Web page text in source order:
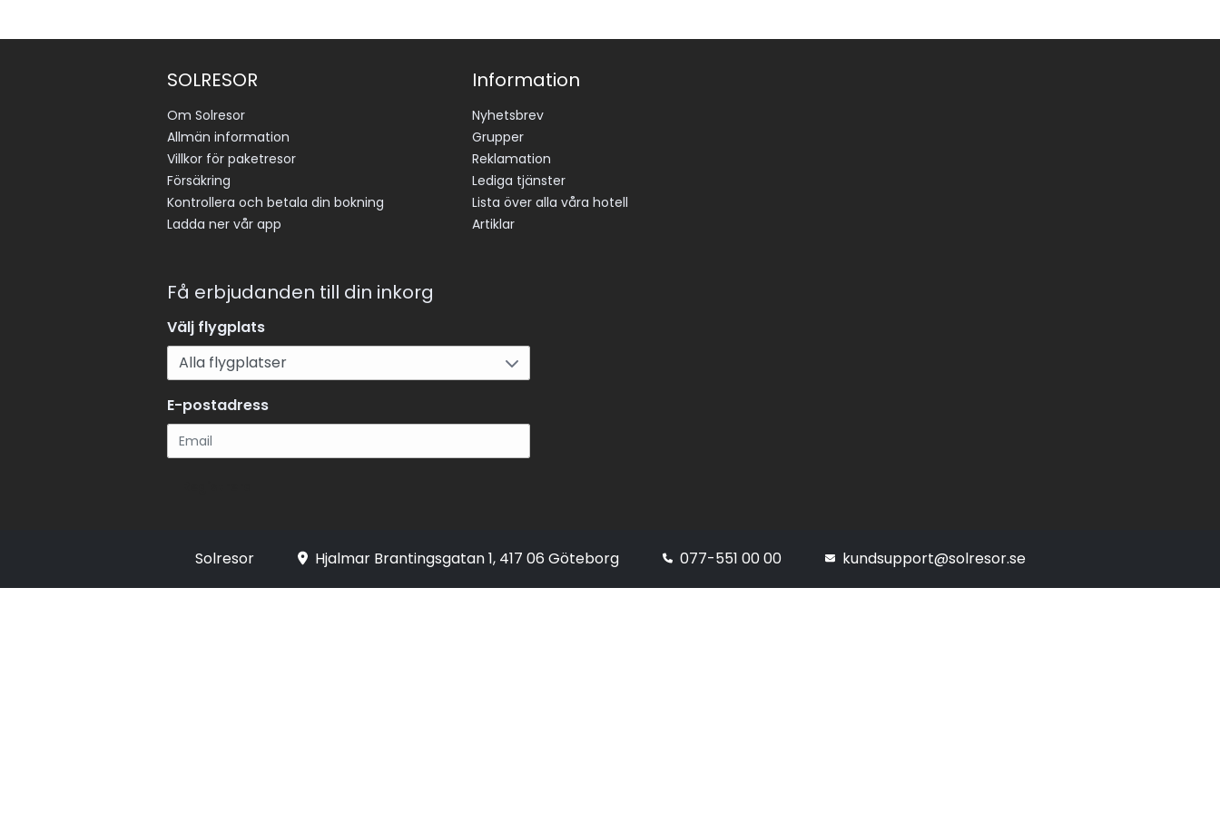
SOLRESOR
Om Solresor
Allmän information
Villkor för paketresor
Försäkring
Kontrollera och betala din bokning
Ladda ner vår app
Information
Nyhetsbrev
Grupper
Reklamation
Lediga tjänster
Lista över alla våra hotell
Artiklar
Få erbjudanden till din inkorg
Välj flygplats
E-postadress
Solresor Hjalmar Brantingsgatan 1, 417 06 Göteborg 077-551 00 00 kundsupport@solresor.se